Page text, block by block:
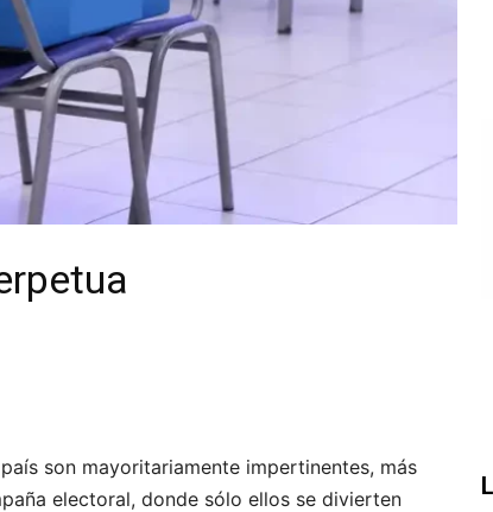
son mayoritariamente impertinentes, más
electoral, donde sólo ellos se divierten